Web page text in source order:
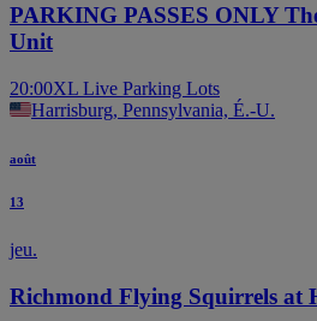
PARKING PASSES ONLY
Unit
20:00XL Live Parking Lots
Harrisburg, Pennsylvania, É.-U.
août
13
jeu.
Richmond Flying Squirrels at